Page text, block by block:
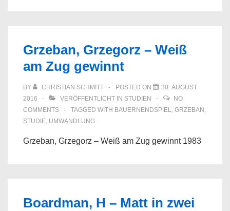
Grzeban, Grzegorz – Weiß
am Zug gewinnt
BY CHRISTIAN SCHMITT POSTED ON
30. AUGUST
2016
VERÖFFENTLICHT IN STUDIEN
NO
COMMENTS
TAGGED WITH BAUERNENDSPIEL, GRZEBAN ,
STUDIE, UMWANDLUNG
Grzeban, Grzegorz – Weiß am Zug gewinnt 1983
Boardman, H – Matt in zwei